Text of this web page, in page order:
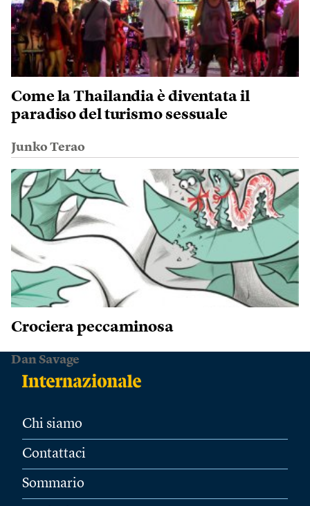
Come la Thailandia è diventata il
paradiso del turismo sessuale
Junko Terao
Crociera peccaminosa
Dan Savage
Chi siamo
Contattaci
Sommario